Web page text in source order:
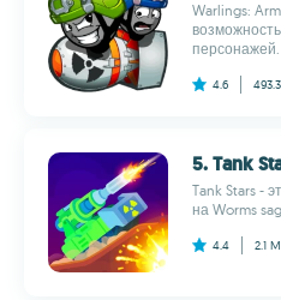
Warlings:
4.6
5. Tank
Tank Stars -
на Worms
4.4 2.1 M